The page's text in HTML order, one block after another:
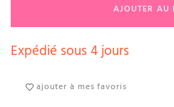
AJOUTER AU
Expédié sous 4 jours
ajouter à mes favoris